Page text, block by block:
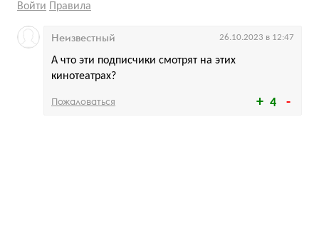
Войти Правила
4
А что эти подписчики смотрят на этих
кинотеатрах?
Неизвестный 26.10.2023 в 12:47
Пожаловаться